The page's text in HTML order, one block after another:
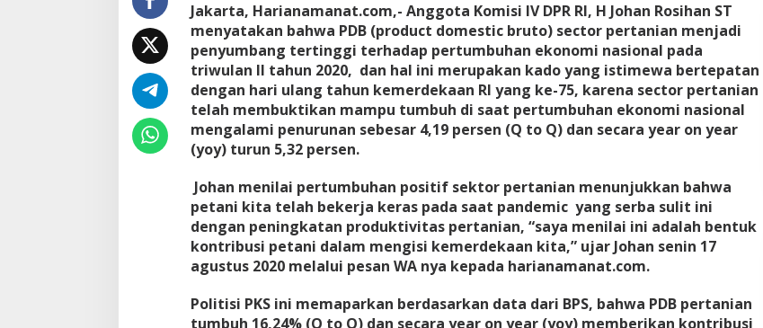
Jakarta, Harianamanat.com,- Anggota Komisi IV DPR RI, H Johan Rosihan ST
menyatakan bahwa PDB (product domestic bruto) sector pertanian menjadi
penyumbang tertinggi terhadap pertumbuhan ekonomi nasional pada
triwulan II tahun 2020, dan hal ini merupakan kado yang istimewa bertepatan
dengan hari ulang tahun kemerdekaan RI yang ke-75, karena sector pertanian
telah membuktikan mampu tumbuh di saat pertumbuhan ekonomi nasional
mengalami penurunan sebesar 4,19 persen (Q to Q) dan secara year on year
(yoy) turun 5,32 persen.
Johan menilai pertumbuhan positif sektor pertanian menunjukkan bahwa
petani kita telah bekerja keras pada saat pandemic yang serba sulit ini
dengan peningkatan produktivitas pertanian, “saya menilai ini adalah bentuk
kontribusi petani dalam mengisi kemerdekaan kita,” ujar Johan senin 17
agustus 2020 melalui pesan WA nya kepada harianamanat.com.
Politisi PKS ini memaparkan berdasarkan data dari BPS, bahwa PDB pertanian
tumbuh 16,24% (Q to Q) dan secara year on year (yoy) memberikan kontribusi
Gubernur Miq Iqbal Paparkan
Capaian Ekonomi Tangguh
Makmur Mendunia saat LKPJ
Di Daerah, Politik Maret 31, 2026